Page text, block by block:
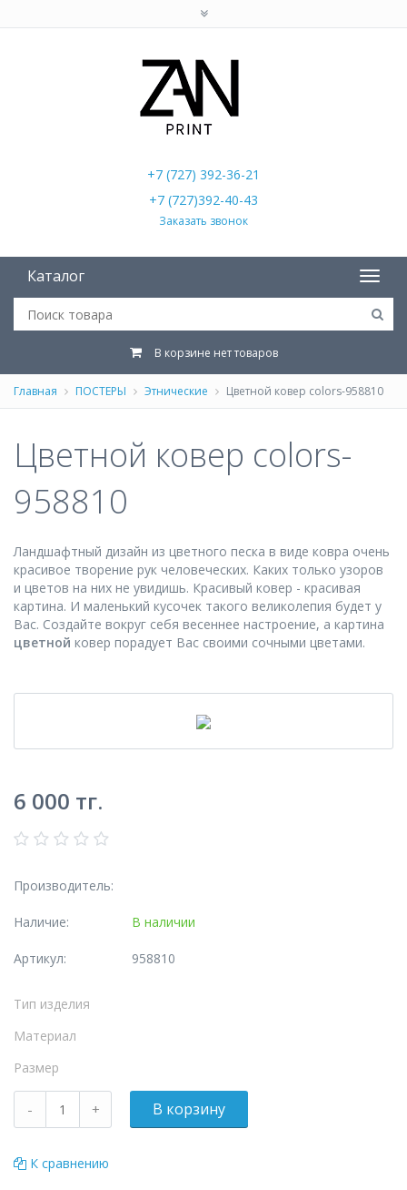
+7 (727) 392-36-21
+7 (727)392-40-43
Заказать звонок
Каталог
В корзине нет товаров
Главная ПОСТЕРЫ Этнические Цветной ковер colors-958810
Цветной ковер colors-
958810
Ландшафтный дизайн из цветного песка в виде ковра очень
красивое творение рук человеческих. Каких только узоров
и цветов на них не увидишь. Красивый ковер - красивая
картина. И маленький кусочек такого великолепия будет у
Вас. Создайте вокруг себя весеннее настроение, а картина
цветной ковер порадует Вас своими сочными цветами.
6 000 тг.
Производитель:
Наличие: В наличии
Артикул: 958810
Тип изделия
Материал
Размер
К сравнению